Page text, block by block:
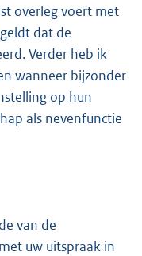
overleg voert met
dat de
Verder heb ik
wanneer bijzonder
op hun
als nevenfunctie
van de
uw uitspraak in